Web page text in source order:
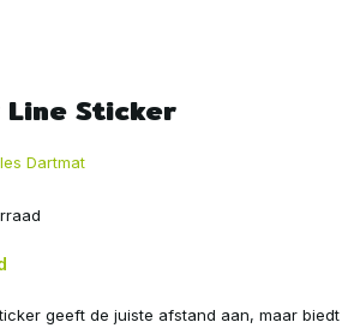
Line Sticker
Dartmat
geeft de juiste afstand aan, maar biedt